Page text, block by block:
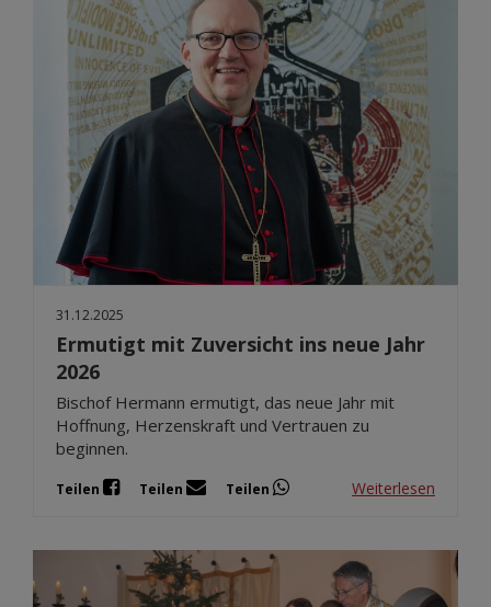
Jun 2026
Mai 2026
Apr 2026
Mär 2026
Feb 2026
Jan 2026
Dez 2025
Nov 2025
Okt 2025
Sep 2025
31.12.2025
Ermutigt mit Zuversicht ins neue Jahr
2026
Bischof Hermann ermutigt, das neue Jahr mit
Hoffnung, Herzenskraft und Vertrauen zu
beginnen.
Teilen Teilen Teilen Weiterlesen